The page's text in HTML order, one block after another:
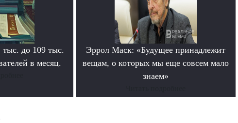
тыс. до 109 тыс.
в месяц.
Эррол Маск: «Будущее принадлежит
вещам, о которых мы еще совсем мало
знаем»